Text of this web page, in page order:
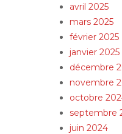
avril 2025
mars 2025
février 2025
janvier 2025
décembre
novembre
octobre
septembre
juin 2024